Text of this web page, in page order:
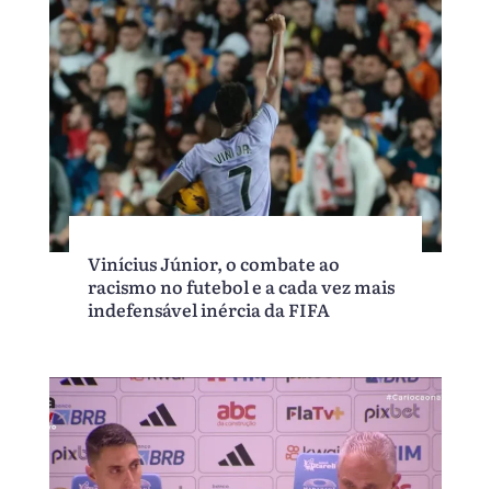
Vinícius Júnior, o combate ao
racismo no futebol e a cada vez mais
indefensável inércia da FIFA